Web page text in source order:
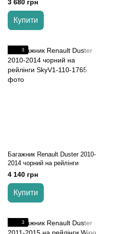
3 680 грн
Купити
3
Багажник Renault Duster 2010-
2014 чорний на рейлінги
4 140 грн
Купити
3